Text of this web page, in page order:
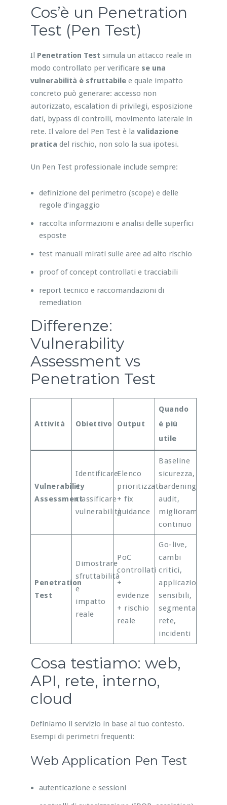
Cos’è un Penetration
Test (Pen Test)
Il Penetration Test simula un attacco reale in
modo controllato per verificare se una
vulnerabilità è sfruttabilee quale impatto
concreto può generare: accesso non
autorizzato, escalation di privilegi, esposizione
dati, bypass di controlli, movimento laterale in
rete. Il valore del Pen Test è la validazione
pratica del rischio, non solo la sua ipotesi.
Un Pen Test professionale include sempre:
definizione del perimetro (scope) e delle
regole d’ingaggio
raccolta informazioni e analisi delle superfici
esposte
test manuali mirati sulle aree ad alto rischio
proof of concept controllati e tracciabili
report tecnico e raccomandazioni di
remediation
Differenze:
Vulnerability
Assessment vs
Penetration Test
Attività Obiettivo Output
Quando
è più
utile
Vulnerability
Assessment
Identificare
e
classificare
vulnerabilità
Elenco
prioritizzato
+ fix
guidance
Baseline
sicurezza,
hardening,
audit,
miglioramento
continuo
Penetration
Test
Dimostrare
sfruttabilità
e
impatto
reale
PoC
controllati
+
evidenze
+ rischio
reale
Go-live,
cambi
critici,
applicazioni
sensibili,
segmentazione
rete,
incidenti
Cosa testiamo: web,
API, rete, interno,
cloud
Definiamo il servizio in base al tuo contesto.
Esempi di perimetri frequenti:
Web Application Pen Test
autenticazione e sessioni